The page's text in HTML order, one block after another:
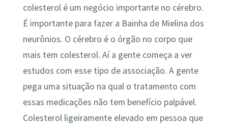
colesterol é um negócio importante no cérebro.
É importante para fazer a Bainha de Mielina dos
neurônios. O cérebro é o órgão no corpo que
mais tem colesterol. Aí a gente começa a ver
estudos com esse tipo de associação. A gente
pega uma situação na qual o tratamento com
essas medicações não tem benefício palpável.
Colesterol ligeiramente elevado em pessoa que